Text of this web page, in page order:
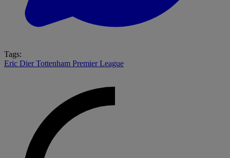
Tags:
Eric DierTottenham Premier League